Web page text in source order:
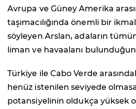
Avrupa ve Güney Amerika
taşımacılığında önemli bir
söyleyen Arslan, adaların
liman ve havaalanı
Türkiye ile Cabo Verde
henüz istenilen seviyede
potansiyelinin oldukça yüksek